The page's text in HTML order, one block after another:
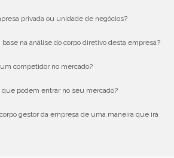
privada ou unidade de negócios?
na análise do corpo diretivo desta empresa?
competidor no mercado?
podem entrar no seu mercado?
gestor da empresa de uma maneira que irá